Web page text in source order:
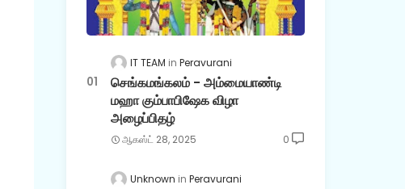
IT TEAM Peravurani
செங்கமங்கலம் - அம்மையாண்டி
மஹா கும்பாபிஷேக விழா
அழைப்பிதழ்
ஆகஸ்ட் 28, 2025 0
Unknown Peravurani